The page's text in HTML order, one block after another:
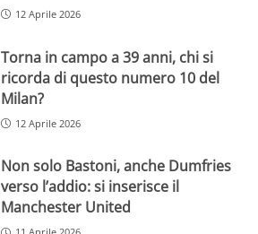
12 Aprile 2026
Torna in campo a 39 anni, chi si
ricorda di questo numero 10 del
Milan?
12 Aprile 2026
Non solo Bastoni, anche Dumfries
verso l’addio: si inserisce il
Manchester United